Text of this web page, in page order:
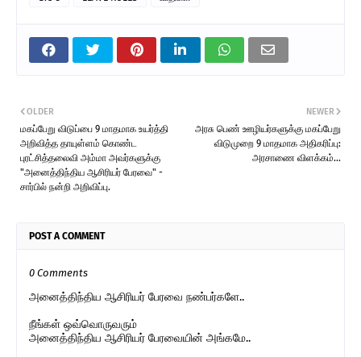
NEWER
அரசு பெண் ஊழியர்களுக்கு மகப்பேறு
விடுமுறை 9 மாதமாக அதிகரிப்பு:
அரசாணை விளக்கம்...
OLDER
மகப்பேறு விடுப்பை 9 மாதமாக உயர்த்தி
அறிவித்த தாயுள்ளம் கொண்ட
புரட்சித்தலைவி அம்மா அவர்களுக்கு
"அனைத்திந்திய ஆசிரியர் பேரவை" -
சார்பில் நன்றி அறிவிப்பு.
POST A COMMENT
0 Comments
அனைத்திந்திய ஆசிரியர் பேரவை நண்பர்களே..
நீங்கள் ஒவ்வொருவரும்
அனைத்திந்திய ஆசிரியர் பேரவையின் அங்கமே..